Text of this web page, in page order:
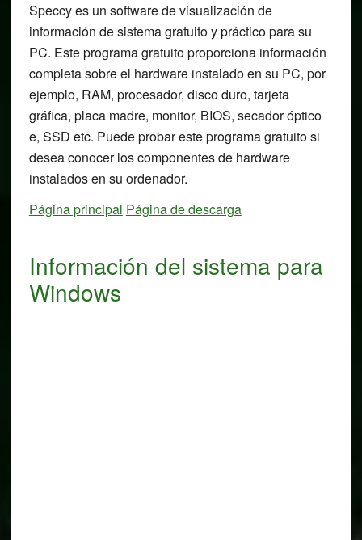
Speccy es un software de visualización de
información de sistema gratuito y práctico para su
PC. Este programa gratuito proporciona información
completa sobre el hardware instalado en su PC, por
ejemplo, RAM, procesador, disco duro, tarjeta
gráfica, placa madre, monitor, BIOS, secador óptico
e, SSD etc. Puede probar este programa gratuito si
desea conocer los componentes de hardware
instalados en su ordenador.
Página principal Página de descarga
Información del sistema para
Windows